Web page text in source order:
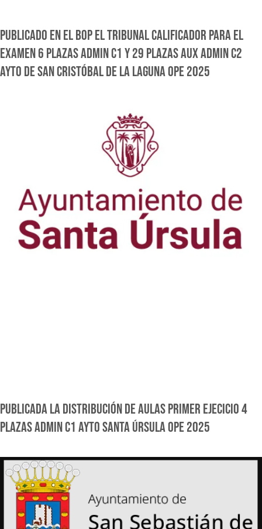
PUBLICADO EN EL BOP EL TRIBUNAL CALIFICADOR PARA EL
EXAMEN 6 PLAZAS ADMIN C1 Y 29 PLAZAS AUX ADMIN C2
AYTO DE SAN CRISTÓBAL DE LA LAGUNA OPE 2025
PUBLICADA LA DISTRIBUCIÓN DE AULAS PRIMER EJECICIO 4
PLAZAS ADMIN C1 AYTO SANTA ÚRSULA OPE 2025